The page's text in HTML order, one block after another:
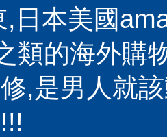
,日本美國
類的海外購
,是男人就